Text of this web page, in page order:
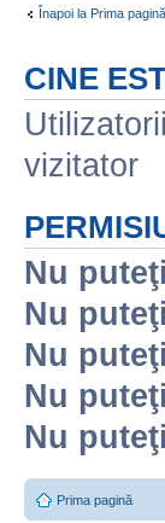
Înapoi la Prima pagină
CINE
vizitator
Nu puteţi
Nu puteţi
Nu puteţi
Nu puteţi
Nu puteţi
Prima pagină